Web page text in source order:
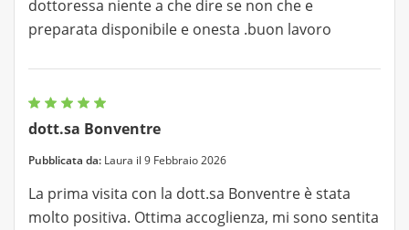
dottoressa niente a che dire se non che e
preparata disponibile e onesta .buon lavoro
dott.sa Bonventre
Pubblicata da: Laura il 9 Febbraio 2026
La prima visita con la dott.sa Bonventre è stata
molto positiva. Ottima accoglienza, mi sono sentita